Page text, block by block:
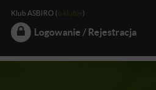
Klub ASBIRO ( o klubie)
Logowanie / Rejestracja